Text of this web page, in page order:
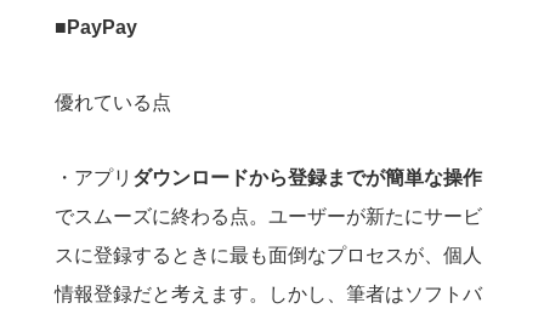
■PayPay
優れている点
・アプリ ダウンロードから登録までが簡単な操作
でスムーズに終わる点。ユーザーが新たにサービ
スに登録するときに最も面倒なプロセスが、個人
情報登録だと考えます。しかし、筆者はソフトバ